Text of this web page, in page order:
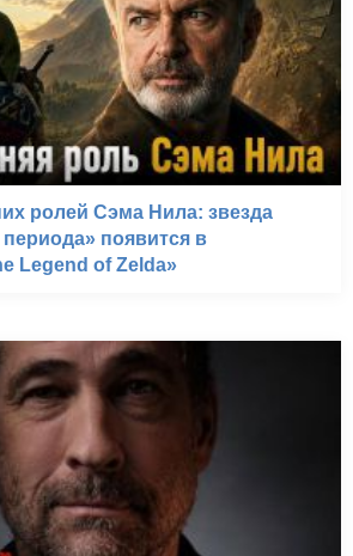
ролей Сэма Нила: звезда
появится в
Legend of Zelda»